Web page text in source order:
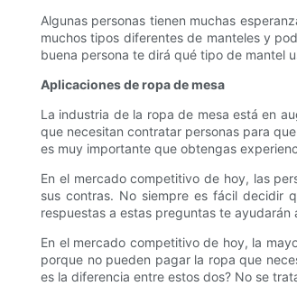
Algunas personas tienen muchas
muchos tipos diferentes de manteles y
buena persona te dirá qué tipo de mantel
Aplicaciones de ropa de mesa
La industria de la ropa de mesa está en
que necesitan contratar personas para
es muy importante que obtengas
En el mercado competitivo de hoy, las
sus contras. No siempre es fácil decidir
respuestas a estas preguntas te
En el mercado competitivo de hoy, la
porque no pueden pagar la ropa que
es la diferencia entre estos dos? No se